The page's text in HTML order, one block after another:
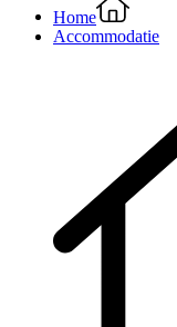
Home
Accommodatie